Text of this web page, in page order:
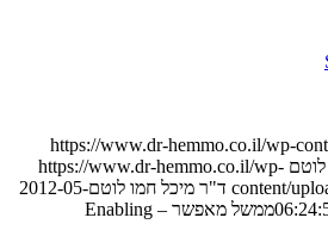
https://www.dr-hemmo.co.il/wp-
https://www.dr-hemmo.co.il/wp-
content/ ד"ר מיכל חמו לוטם2012-05-
ממשל מאפשר – Enabling